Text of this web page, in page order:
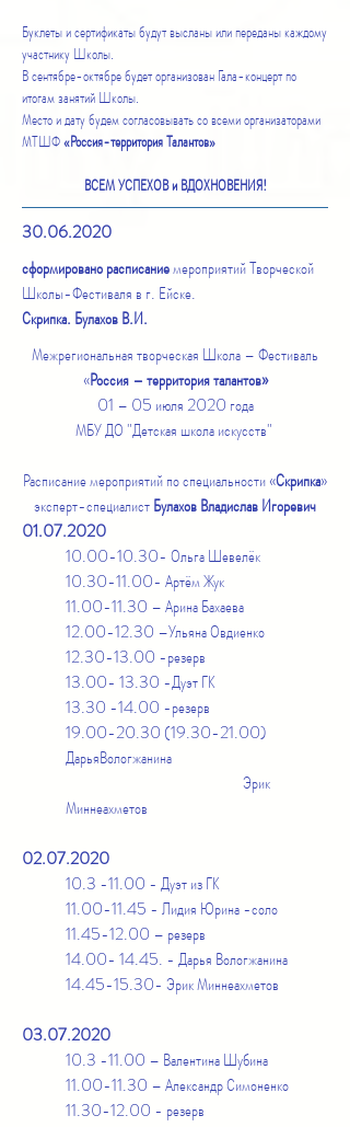
Буклеты и сертификаты будут высланы или переданы каждому
участнику Школы.
В сентябре-октябре будет организован Гала-концерт по
итогам занятий Школы.
Место и дату будем согласовывать со всеми организаторами
МТШФ«Россия-территория Талантов»
ВСЕМ УСПЕХОВ и ВДОХНОВЕНИЯ!
30.06.2020
сформировано расписаниемероприятий Творческой
Школы-Фестиваля в г. Ейске.
Скрипка. Булахов В.И.
Межрегиональная творческая Школа – Фестиваль
«Россия – территория талантов»
01 – 05 июля 2020 года
МБУ ДО "Детская школа искусств"
Расписание мероприятий по специальности «Скрипка»
эксперт-специалистБулахов Владислав Игоревич
01.07.2020
10.00-10.30- Ольга Шевелёк
10.30-11.00- Артём Жук
11.00-11.30 – Арина Бахаева
12.00-12.30 –Ульяна Овдиенко
12.30-13.00 -резерв
13.00- 13.30 -Дуэт ГК
13.30 -14.00 -резерв
19.00-20.30 (19.30-21.00)
ДарьяВологжанина
Эрик
Миннеахметов
02.07.2020
10.3 -11.00 - Дуэт из ГК
11.00-11.45 - Лидия Юрина -соло
11.45-12.00 – резерв
14.00- 14.45. - Дарья Вологжанина
14.45-15.30- Эрик Миннеахметов
03.07.2020
10.3 -11.00 – Валентина Шубина
11.00-11.30 – Александр Симоненко
11.30-12.00 - резерв